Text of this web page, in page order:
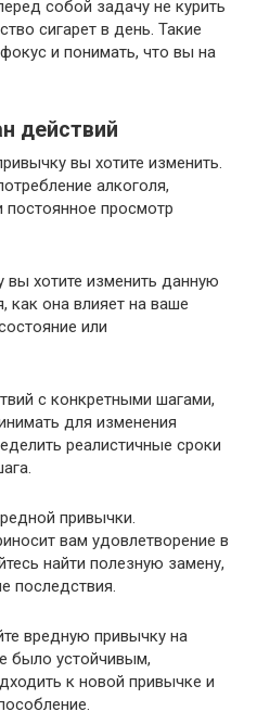
собой задачу не курить
сигарет в день. Такие
и понимать, что вы на
действий
вы хотите изменить.
алкоголя,
постоянное просмотр
вы хотите изменить данную
как она влияет на ваше
или
с конкретными шагами,
для изменения
реалистичные сроки
привычки.
вам удовлетворение в
найти полезную замену,
последствия.
вредную привычку на
было устойчивым,
к новой привычке и